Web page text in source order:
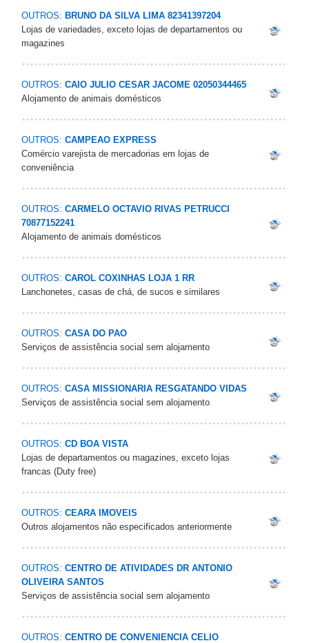
OUTROS: BRUNO DA SILVA LIMA 82341397204
Lojas de variedades, exceto lojas de departamentos ou
magazines
OUTROS: CAIO JULIO CESAR JACOME 02050344465
Alojamento de animais domésticos
OUTROS: CAMPEAO EXPRESS
Comércio varejista de mercadorias em lojas de
conveniência
OUTROS: CARMELO OCTAVIO RIVAS PETRUCCI
70877152241
Alojamento de animais domésticos
OUTROS: CAROL COXINHAS LOJA 1 RR
Lanchonetes, casas de chá, de sucos e similares
OUTROS: CASA DO PAO
Serviços de assistência social sem alojamento
OUTROS: CASA MISSIONARIA RESGATANDO VIDAS
Serviços de assistência social sem alojamento
OUTROS: CD BOA VISTA
Lojas de departamentos ou magazines, exceto lojas
francas (Duty free)
OUTROS: CEARA IMOVEIS
Outros alojamentos não especificados anteriormente
OUTROS: CENTRO DE ATIVIDADES DR ANTONIO
OLIVEIRA SANTOS
Serviços de assistência social sem alojamento
OUTROS: CENTRO DE CONVENIENCIA CELIO